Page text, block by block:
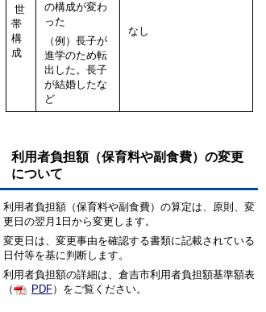
世
帯
構
成
の構成が変わ
った
（例）長子が
進学のため転
出した。長子
が結婚したな
ど
なし
利用者負担額（保育料や副食費）の変更
について
利用者負担額（保育料や副食費）の算定は、原則、変
更日の翌月1日から変更します。
変更日は、変更事由を確認する書類に記載されている
日付等を基に判断します。
利用者負担額の詳細は、倉吉市利用者負担額基準額表
（
PDF）をご覧ください。